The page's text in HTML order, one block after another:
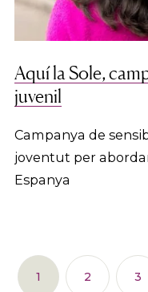
Aquí la Sole,
juvenil
Campanya de
joventut per
Espanya
1 2 3